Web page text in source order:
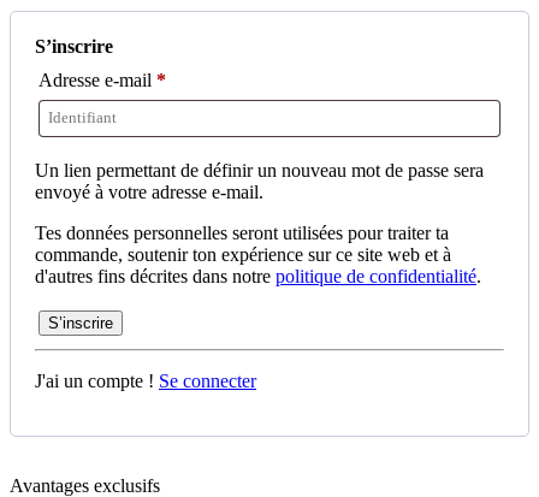
S’inscrire
Adresse e-mail *
Un lien permettant de définir un nouveau mot de passe sera
envoyé à votre adresse e-mail.
Tes données personnelles seront utilisées pour traiter ta
commande, soutenir ton expérience sur ce site web et à
d'autres fins décrites dans notre politique de confidentialité.
S’inscrire
J'ai un compte ! Se connecter
Avantages exclusifs